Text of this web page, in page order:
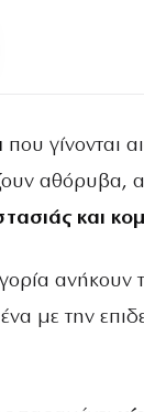
που γίνονται
αθόρυβα,
και
ανήκουν
με την